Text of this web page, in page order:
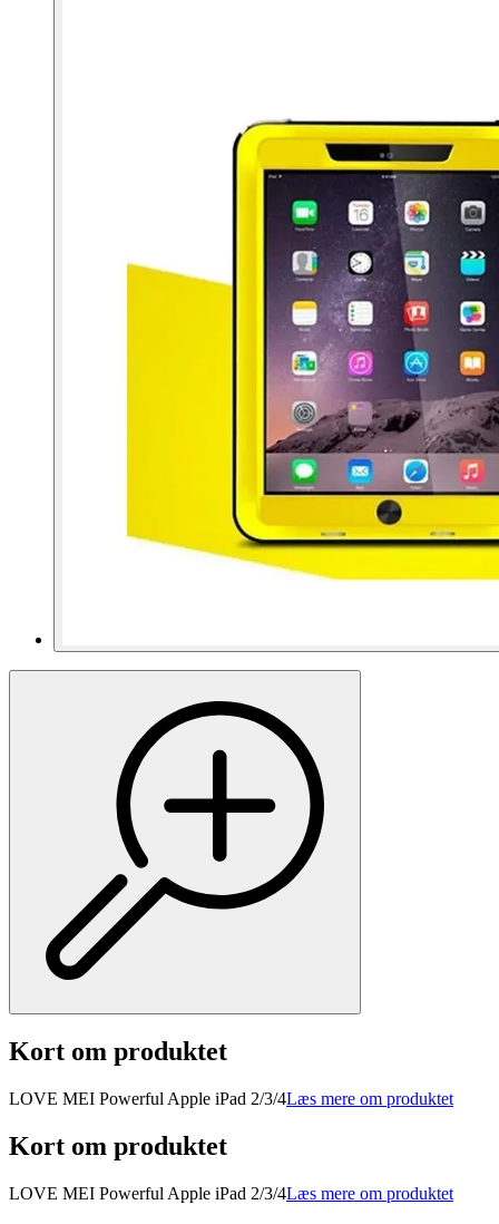
Kort om produktet
LOVE MEI Powerful Apple iPad 2/3/4Læs mere om produktet
Kort om produktet
LOVE MEI Powerful Apple iPad 2/3/4Læs mere om produktet